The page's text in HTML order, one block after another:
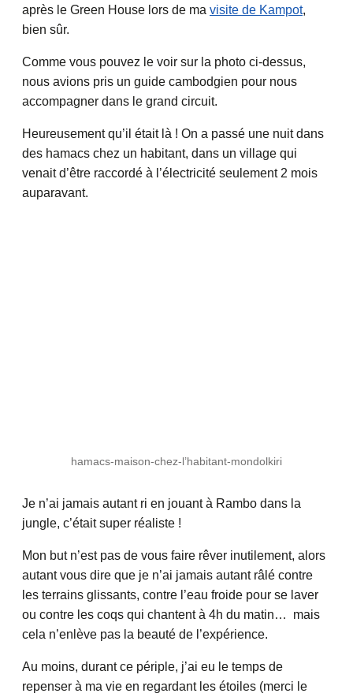
après le Green House lors de ma visite de Kampot,
bien sûr.
Comme vous pouvez le voir sur la photo ci-dessus,
nous avions pris un guide cambodgien pour nous
accompagner dans le grand circuit.
Heureusement qu’il était là ! On a passé une nuit dans
des hamacs chez un habitant, dans un village qui
venait d’être raccordé à l’électricité seulement 2 mois
auparavant.
hamacs-maison-chez-l’habitant-mondolkiri
Je n’ai jamais autant ri en jouant à Rambo dans la
jungle, c’était super réaliste !
Mon but n’est pas de vous faire rêver inutilement, alors
autant vous dire que je n’ai jamais autant râlé contre
les terrains glissants, contre l’eau froide pour se laver
ou contre les coqs qui chantent à 4h du matin… mais
cela n’enlève pas la beauté de l’expérience.
Au moins, durant ce périple, j’ai eu le temps de
repenser à ma vie en regardant les étoiles (merci le